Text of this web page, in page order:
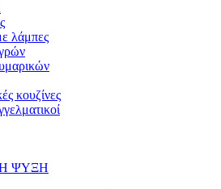
λάμπες
κουζίνες
ΨΥΞΗ